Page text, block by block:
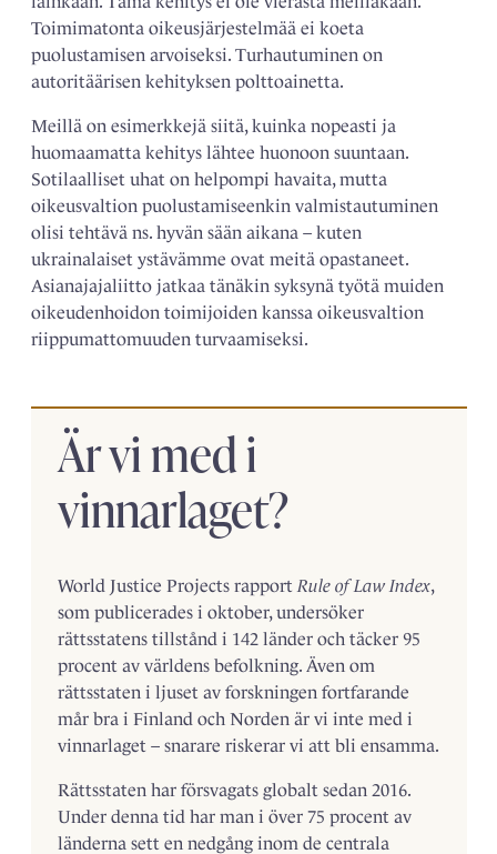
Toimimatonta oikeusjärjestelmää ei koeta
puolustamisen arvoiseksi. Turhautuminen on
autoritäärisen kehityksen polttoainetta.
Meillä on esimerkkejä siitä, kuinka nopeasti ja
huomaamatta kehitys lähtee huonoon suuntaan.
Sotilaalliset uhat on helpompi havaita, mutta
oikeusvaltion puolustamiseenkin valmistautuminen
olisi tehtävä ns. hyvän sään aikana – kuten
ukrainalaiset ystävämme ovat meitä opastaneet.
Asianajajaliitto jatkaa tänäkin syksynä työtä muiden
oikeudenhoidon toimijoiden kanssa oikeusvaltion
riippumattomuuden turvaamiseksi.
Är vi med i
vinnarlaget?
World Justice Projects rapport Rule of Law Index,
som publicerades i oktober, undersöker
rättsstatens tillstånd i 142 länder och täcker 95
procent av världens befolkning. Även om
rättsstaten i ljuset av forskningen fortfarande
mår bra i Finland och Norden är vi inte med i
vinnarlaget – snarare riskerar vi att bli ensamma.
Rättsstaten har försvagats globalt sedan 2016.
Under denna tid har man i över 75 procent av
länderna sett en nedgång inom de centrala